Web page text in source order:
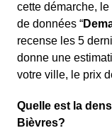
cette démarche,
de données “
recense les 5
donne une
votre ville, le prix
Quelle est la
Bièvres?